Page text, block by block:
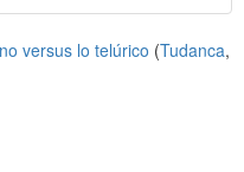
versus lo telúrico (Tudanca,